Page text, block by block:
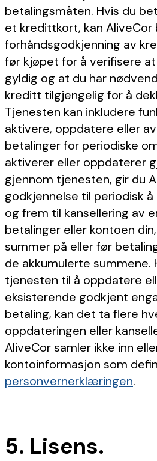
betalingsmåten. Hvis du
et kredittkort, kan AliveCor
forhåndsgodkjenning av
før kjøpet for å verifisere
gyldig og at du har
kreditt tilgjengelig for å
Tjenesten kan inkludere
aktivere, oppdatere eller
betalinger for periodiske
aktiverer eller oppdaterer
gjennom tjenesten, gir du
godkjennelse til periodisk
og frem til kansellering av
betalinger eller kontoen
summer på eller før
de akkumulerte summene.
tjenesten til å oppdatere
eksisterende godkjent
betaling, kan det ta flere
oppdateringen eller
AliveCor samler ikke inn
kontoinformasjon som
personvernerklæringen.
5. Lisens.